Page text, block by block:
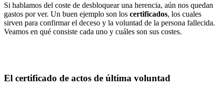
Si hablamos del coste de desbloquear una herencia, aún nos quedan
gastos por ver. Un buen ejemplo son los certificados, los cuales
sirven para confirmar el deceso y la voluntad de la persona fallecida.
Veamos en qué consiste cada uno y cuáles son sus costes.
El certificado de actos de última voluntad